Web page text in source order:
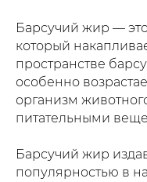
Барсучий жир —
который
пространстве
особенно
организм
питательными
Барсучий жир
популярностью в